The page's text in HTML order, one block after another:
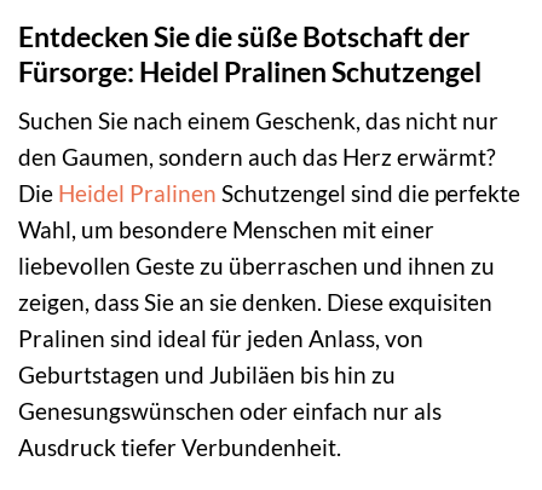
Entdecken Sie die süße Botschaft der
Fürsorge: Heidel Pralinen Schutzengel
Suchen Sie nach einem Geschenk, das nicht nur
den Gaumen, sondern auch das Herz erwärmt?
Die Heidel Pralinen Schutzengel sind die perfekte
Wahl, um besondere Menschen mit einer
liebevollen Geste zu überraschen und ihnen zu
zeigen, dass Sie an sie denken. Diese exquisiten
Pralinen sind ideal für jeden Anlass, von
Geburtstagen und Jubiläen bis hin zu
Genesungswünschen oder einfach nur als
Ausdruck tiefer Verbundenheit.